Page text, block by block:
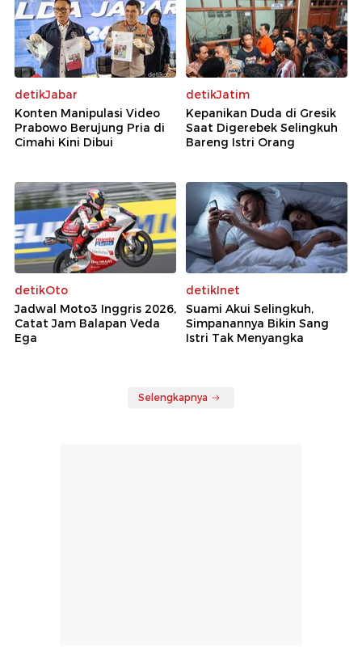
detikJabar
Konten Manipulasi Video
Prabowo Berujung Pria di
Cimahi Kini Dibui
detikJatim
Kepanikan Duda di Gresik
Saat Digerebek Selingkuh
Bareng Istri Orang
detikOto
Jadwal Moto3 Inggris 2026,
Catat Jam Balapan Veda
Ega
detikInet
Suami Akui Selingkuh,
Simpanannya Bikin Sang
Istri Tak Menyangka
Selengkapnya